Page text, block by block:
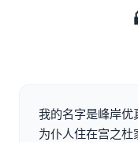
我的名字是峰岸优
为仆人住在宫之